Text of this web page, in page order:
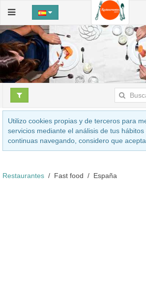
Utilizo cookies propias y de terceros para
servicios mediante el análisis de tus
continuas navegando, considero que
Restaurantes Fast food España